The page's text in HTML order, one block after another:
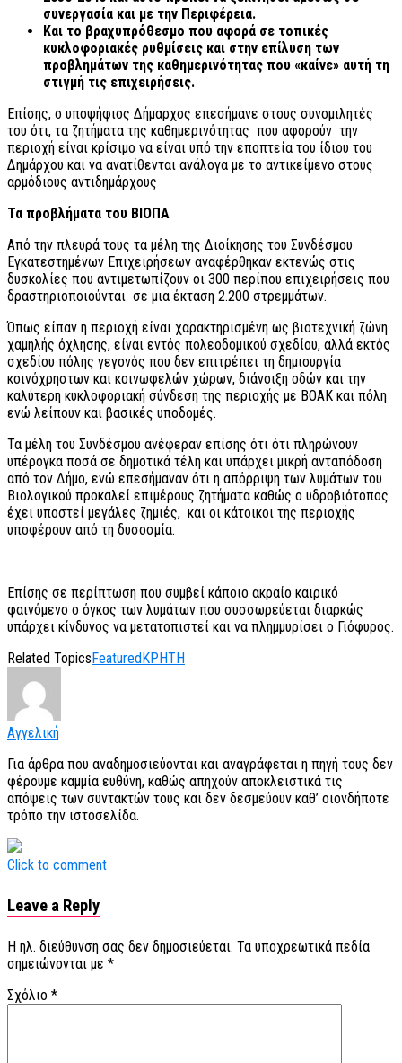
συνεργασία και με την Περιφέρεια.
Και το βραχυπρόθεσμο που αφορά σε τοπικές
κυκλοφοριακές ρυθμίσεις και στην επίλυση των
προβλημάτων της καθημερινότητας που «καίνε» αυτή τη
στιγμή τις επιχειρήσεις.
Επίσης, ο υποψήφιος Δήμαρχος επεσήμανε στους συνομιλητές
του ότι, τα ζητήματα της καθημερινότητας που αφορούν την
περιοχή είναι κρίσιμο να είναι υπό την εποπτεία του ίδιου του
Δημάρχου και να ανατίθενται ανάλογα με το αντικείμενο στους
αρμόδιους αντιδημάρχους
Τα προβλήματα του ΒΙΟΠΑ
Από την πλευρά τους τα μέλη της Διοίκησης του Συνδέσμου
Εγκατεστημένων Επιχειρήσεων αναφέρθηκαν εκτενώς στις
δυσκολίες που αντιμετωπίζουν οι 300 περίπου επιχειρήσεις που
δραστηριοποιούνται σε μια έκταση 2.200 στρεμμάτων.
Όπως είπαν η περιοχή είναι χαρακτηρισμένη ως βιοτεχνική ζώνη
χαμηλής όχλησης, είναι εντός πολεοδομικού σχεδίου, αλλά εκτός
σχεδίου πόλης γεγονός που δεν επιτρέπει τη δημιουργία
κοινόχρηστων και κοινωφελών χώρων, διάνοιξη οδών και την
καλύτερη κυκλοφοριακή σύνδεση της περιοχής με ΒΟΑΚ και πόλη
ενώ λείπουν και βασικές υποδομές.
Τα μέλη του Συνδέσμου ανέφεραν επίσης ότι ότι πληρώνουν
υπέρογκα ποσά σε δημοτικά τέλη και υπάρχει μικρή ανταπόδοση
από τον Δήμο, ενώ επεσήμαναν ότι η απόρριψη των λυμάτων του
Βιολογικού προκαλεί επιμέρους ζητήματα καθώς ο υδροβιότοπος
έχει υποστεί μεγάλες ζημιές, και οι κάτοικοι της περιοχής
υποφέρουν από τη δυσοσμία.
Επίσης σε περίπτωση που συμβεί κάποιο ακραίο καιρικό
φαινόμενο ο όγκος των λυμάτων που συσσωρεύεται διαρκώς
υπάρχει κίνδυνος να μετατοπιστεί και να πλημμυρίσει ο Γιόφυρος.
Related Topics Featured ΚΡΗΤΗ
Αγγελική
Για άρθρα που αναδημοσιεύονται και αναγράφεται η πηγή τους δεν
φέρουμε καμμία ευθύνη, καθώς απηχούν αποκλειστικά τις
απόψεις των συντακτών τους και δεν δεσμεύουν καθ’ οιονδήποτε
τρόπο την ιστοσελίδα.
Click to comment
Leave a Reply
Η ηλ. διεύθυνση σας δεν δημοσιεύεται. Τα υποχρεωτικά πεδία
σημειώνονται με *
Σχόλιο *